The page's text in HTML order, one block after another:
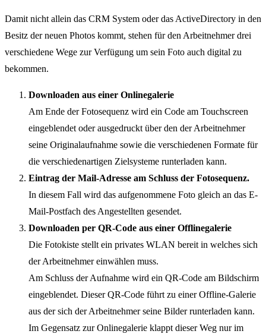
Damit nicht allein das CRM System oder das ActiveDirectory in den
Besitz der neuen Photos kommt, stehen für den Arbeitnehmer drei
verschiedene Wege zur Verfügung um sein Foto auch digital zu
bekommen.
Downloaden aus einer Onlinegalerie
Am Ende der Fotosequenz wird ein Code am Touchscreen
eingeblendet oder ausgedruckt über den der Arbeitnehmer
seine Originalaufnahme sowie die verschiedenen Formate für
die verschiedenartigen Zielsysteme runterladen kann.
Eintrag der Mail-Adresse am Schluss der Fotosequenz.
In diesem Fall wird das aufgenommene Foto gleich an das E-
Mail-Postfach des Angestellten gesendet.
Downloaden per QR-Code aus einer Offlinegalerie
Die Fotokiste stellt ein privates WLAN bereit in welches sich
der Arbeitnehmer einwählen muss.
Am Schluss der Aufnahme wird ein QR-Code am Bildschirm
eingeblendet. Dieser QR-Code führt zu einer Offline-Galerie
aus der sich der Arbeitnehmer seine Bilder runterladen kann.
Im Gegensatz zur Onlinegalerie klappt dieser Weg nur im